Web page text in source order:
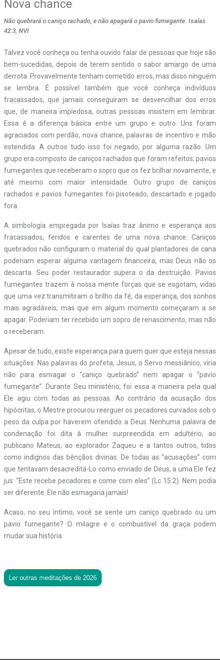
Nova chance
Não quebrará o caniço rachado, e não apagará o pavio fumegante. Isaías
42:3, NVI
Talvez você conheça ou tenha ouvido falar de pessoas que hoje são
bem-sucedidas, depois de terem sentido o sabor amargo de uma
derrota. Provavelmente tenham cometido erros, mas disso ninguém
se lembra. É possível também que você conheça indivíduos
fracassados, que jamais conseguiram se desvencilhar dos erros
que, de maneira impiedosa, outras pessoas insistem em lembrar.
Essa é a diferença básica entre um grupo e outro. Uns foram
agraciados com perdão, nova chance, palavras de incentivo e mão
estendida. A outros tudo isso foi negado, por alguma razão. Um
grupo era composto de caniços rachados que foram refeitos; pavios
fumegantes que receberam o sopro que os fez brilhar novamente, e
até mesmo com maior intensidade. Outro grupo de caniços
rachados e pavios fumegantes foi pisoteado, descartado e jogado
fora.
A simbologia empregada por Isaías traz ânimo e esperança aos
fracassados, feridos e carentes de uma nova chance. Caniços
quebrados não configuram o material do qual plantadores de cana
poderiam esperar alguma vantagem financeira, mas Deus não os
descarta. Seu poder restaurador supera o da destruição. Pavios
fumegantes trazem à nossa mente forças que se esgotam, vidas
que uma vez transmitiram o brilho da fé, da esperança, dos sonhos
mais agradáveis, mas que em algum momento começaram a se
apagar. Poderiam ter recebido um sopro de renascimento, mas não
o receberam.
Apesar de tudo, existe esperança para quem quer que esteja nessas
situações. Nas palavras do profeta, Jesus, o Servo messiânico, viria
não para esmagar o “caniço quebrado” nem apagar o “pavio
fumegante”. Durante Seu ministério, foi essa a maneira pela qual
Ele agiu com todas as pessoas. Ao contrário da acusação dos
hipócritas, o Mestre procurou reerguer os pecadores curvados sob o
peso da culpa por haverem ofendido a Deus. Nenhuma palavra de
condenação foi dita à mulher surpreendida em adultério, ao
publicano Mateus, ao explorador Zaqueu e a tantos outros, tidos
como indignos das bênçãos divinas. De todas as “acusações” com
que tentavam desacreditá-Lo como enviado de Deus, a uma Ele fez
jus: “Este recebe pecadores e come com eles” (Lc 15:2). Nem podia
ser diferente. Ele não esmagaria jamais!
Acaso, no seu íntimo, você se sente um caniço quebrado ou um
pavio fumegante? O milagre e o combustível da graça podem
mudar sua história.
Ler outras meditações de 2026